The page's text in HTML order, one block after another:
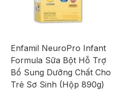
Enfamil NeuroPro Infant
Formula Sữa Bột Hỗ Trợ
Bổ Sung Dưỡng Chất Cho
Trẻ Sơ Sinh (Hộp 890g)